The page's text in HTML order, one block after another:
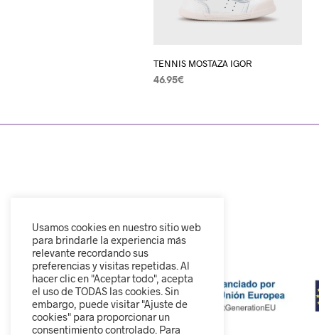
TENNIS MOSTAZA IGOR
46.95€
Usamos cookies en nuestro sitio web
para brindarle la experiencia más
relevante recordando sus
preferencias y visitas repetidas. Al
hacer clic en "Aceptar todo", acepta
el uso de TODAS las cookies. Sin
embargo, puede visitar "Ajuste de
cookies" para proporcionar un
consentimiento controlado. Para